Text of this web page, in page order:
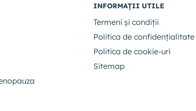
INFORMAȚII UTILE
Termeni și condiții
Politica de confidențialitate
Politica de cookie-uri
Sitemap